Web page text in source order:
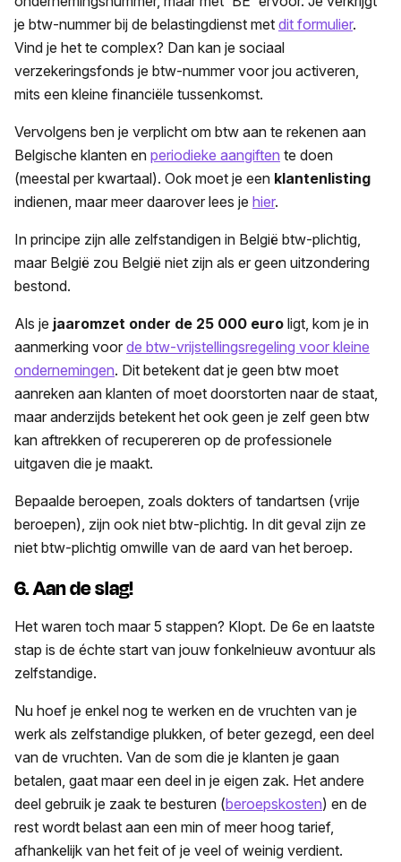
je btw-nummer bij de belastingdienst met dit formulier.
Vind je het te complex? Dan kan je sociaal
verzekeringsfonds je btw-nummer voor jou activeren,
mits een kleine financiële tussenkomst.
Vervolgens ben je verplicht om btw aan te rekenen aan
Belgische klanten en periodieke aangiften te doen
(meestal per kwartaal). Ook moet je een klantenlisting
indienen, maar meer daarover lees je hier.
In principe zijn alle zelfstandigen in België btw-plichtig,
maar België zou België niet zijn als er geen uitzondering
bestond.
Als je jaaromzet onder de 25 000 euro ligt, kom je in
aanmerking voor de btw-vrijstellingsregeling voor kleine
ondernemingen. Dit betekent dat je geen btw moet
aanreken aan klanten of moet doorstorten naar de staat,
maar anderzijds betekent het ook geen je zelf geen btw
kan aftrekken of recupereren op de professionele
uitgaven die je maakt.
Bepaalde beroepen, zoals dokters of tandartsen (vrije
beroepen), zijn ook niet btw-plichtig. In dit geval zijn ze
niet btw-plichtig omwille van de aard van het beroep.
6. Aan de slag!
Het waren toch maar 5 stappen? Klopt. De 6e en laatste
stap is de échte start van jouw fonkelnieuw avontuur als
zelfstandige.
Nu hoef je enkel nog te werken en de vruchten van je
werk als zelfstandige plukken, of beter gezegd, een deel
van de vruchten. Van de som die je klanten je gaan
betalen, gaat maar een deel in je eigen zak. Het andere
deel gebruik je zaak te besturen (beroepskosten) en de
rest wordt belast aan een min of meer hoog tarief,
afhankelijk van het feit of je veel of weinig verdient.